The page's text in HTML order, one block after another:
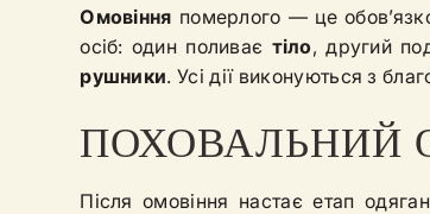
Омовіння померлого — це
осіб: один поливає тіло, другий
рушники. Усі дії виконуються з
ПОХОВАЛЬНИЙ
Після омовіння настає етап